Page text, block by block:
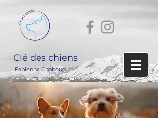
Clé des chiens
Fabienne Chaboud